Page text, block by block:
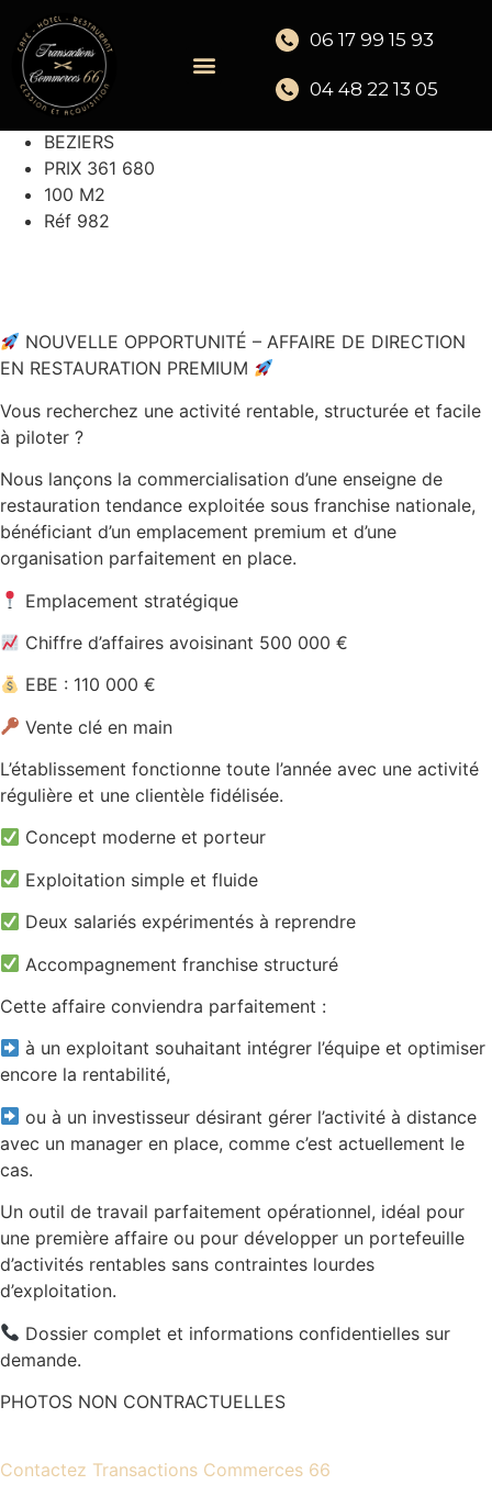
06 17 99 15 93
04 48 22 13 05
BEZIERS
PRIX 361 680
100 M2
Réf 982
NOUVELLE OPPORTUNITÉ – AFFAIRE DE DIRECTION
EN RESTAURATION PREMIUM
Vous recherchez une activité rentable, structurée et facile
à piloter ?
Nous lançons la commercialisation d’une enseigne de
restauration tendance exploitée sous franchise nationale,
bénéficiant d’un emplacement premium et d’une
organisation parfaitement en place.
Emplacement stratégique
Chiffre d’affaires avoisinant 500 000 €
EBE : 110 000 €
Vente clé en main
L’établissement fonctionne toute l’année avec une activité
régulière et une clientèle fidélisée.
Concept moderne et porteur
Exploitation simple et fluide
Deux salariés expérimentés à reprendre
Accompagnement franchise structuré
Cette affaire conviendra parfaitement :
à un exploitant souhaitant intégrer l’équipe et optimiser
encore la rentabilité,
ou à un investisseur désirant gérer l’activité à distance
avec un manager en place, comme c’est actuellement le
cas.
Un outil de travail parfaitement opérationnel, idéal pour
une première affaire ou pour développer un portefeuille
d’activités rentables sans contraintes lourdes
d’exploitation.
Dossier complet et informations confidentielles sur
demande.
PHOTOS NON CONTRACTUELLES
Contactez Transactions Commerces 66